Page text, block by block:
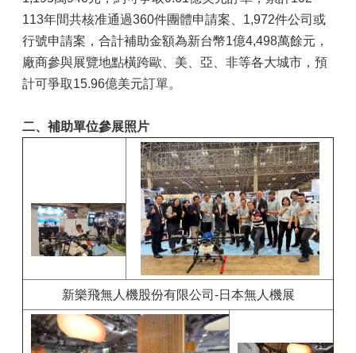
113年間共核准通過360件團體申請案、1,972件公司或
行號申請案，合計補助金額為新台幣1億4,498萬餘元，
廠商參與展覽地點橫跨歐、美、亞、非等各大城市，預
計可爭取15.96億美元訂單。
二、補助單位參展照片
新樂飛無人機股份有限公司-日本無人機展